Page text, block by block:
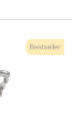
Bestseller